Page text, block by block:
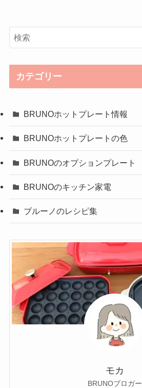
カテゴリー
BRUNOホットプレート情報
BRUNOホットプレートの色
BRUNOのオプションプレート
BRUNOのキッチン家電
ブルーノのレシピ集
モカ
BRUNOブロガー